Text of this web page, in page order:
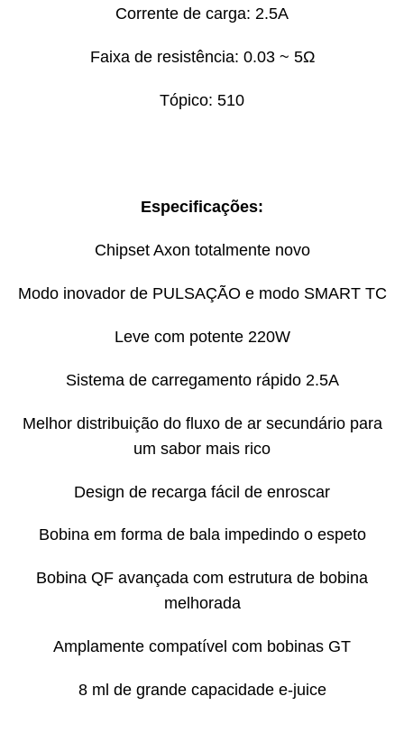
Corrente de carga: 2.5A
Faixa de resistência: 0.03 ~ 5Ω
Tópico: 510
Especificações:
Chipset Axon totalmente novo
Modo inovador de PULSAÇÃO e modo SMART TC
Leve com potente 220W
Sistema de carregamento rápido 2.5A
Melhor distribuição do fluxo de ar secundário para
um sabor mais rico
Design de recarga fácil de enroscar
Bobina em forma de bala impedindo o espeto
Bobina QF avançada com estrutura de bobina
melhorada
Amplamente compatível com bobinas GT
8 ml de grande capacidade e-juice